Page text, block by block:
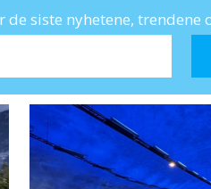
siste nyhetene, trendene